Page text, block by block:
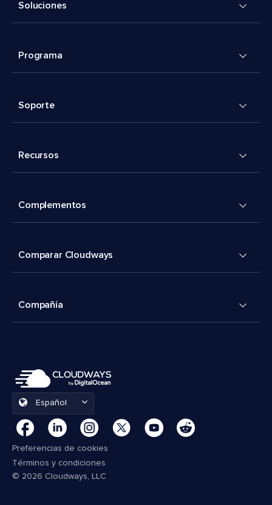
Soluciones
Programa
Soporte
Recursos
Complementos
Comparar Cloudways
Compañía
Español
Preferencias de cookies
Términos y condiciones
© 2026 Cloudways, LLC